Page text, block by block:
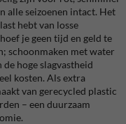
alle seizoenen intact. Het
hebt van losse
je geen tijd en geld te
schoonmaken met water
hoge slagvastheid
kosten. Als extra
van gerecycled plastic
– een duurzaam